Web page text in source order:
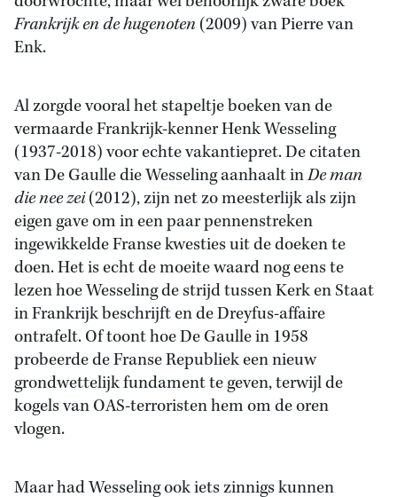
Frankrijk en de hugenoten (2009) van Pierre van
Enk.
Al zorgde vooral het stapeltje boeken van de
vermaarde Frankrijk-kenner Henk Wesseling
(1937-2018) voor echte vakantiepret. De citaten
van De Gaulle die Wesseling aanhaalt inDe man
die nee zei(2012), zijn net zo meesterlijk als zijn
eigen gave om in een paar pennenstreken
ingewikkelde Franse kwesties uit de doeken te
doen. Het is echt de moeite waard nog eens te
lezen hoe Wesseling de strijd tussen Kerk en Staat
in Frankrijk beschrijft en de Dreyfus-affaire
ontrafelt. Of toont hoe De Gaulle in 1958
probeerde de Franse Republiek een nieuw
grondwettelijk fundament te geven, terwijl de
kogels van OAS-terroristen hem om de oren
vlogen.
Maar had Wesseling ook iets zinnigs kunnen